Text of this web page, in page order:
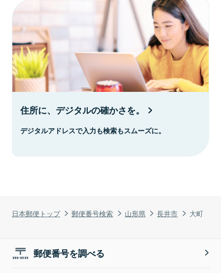
日本郵便トップ 郵便番号検索 山形県 長井市 大町
住所に、デジタルの確かさを。
デジタルアドレスで入力も検索もスムーズに。
郵便番号を調べる